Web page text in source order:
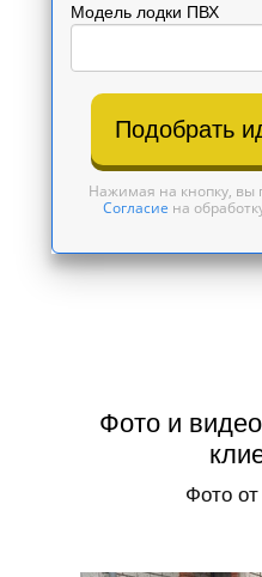
Модель лодки ПВХ
Подобрать
Нажимая на кнопку, вы
Согласие на
Фото и
Фото